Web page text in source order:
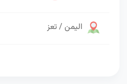
اليمن / تعز